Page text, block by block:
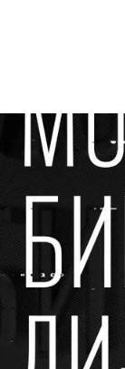
Художественное